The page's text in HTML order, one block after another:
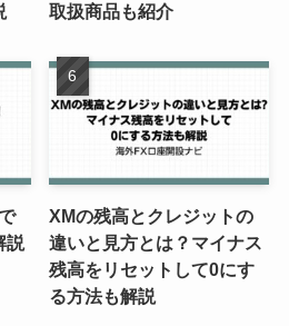
取扱商品も紹介
説
XMの残高とクレジットの
違いと見方とは？マイナス
残高をリセットして0にす
る方法も解説